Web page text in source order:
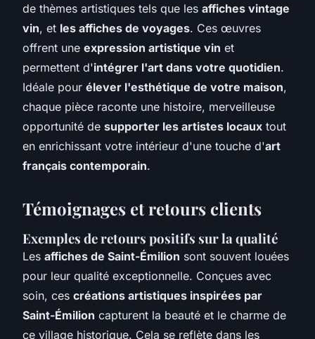
de thèmes artistiques tels que les affiches vintage
vin, et les affiches de voyages. Ces œuvres
offrent une expression artistique vin et
permettent d'intégrer l'art dans votre quotidien.
Idéale pour élever l'esthétique de votre maison,
chaque pièce raconte une histoire, merveilleuse
opportunité de supporter les artistes locaux tout
en enrichissant votre intérieur d'une touche d'art
français contemporain.
Témoignages et retours clients
Exemples de retours positifs sur la qualité
Les affiches de Saint-Émilion sont souvent louées
pour leur qualité exceptionnelle. Conçues avec
soin, ces créations artistiques inspirées par
Saint-Émilion capturent la beauté et le charme de
ce village historique. Cela se reflète dans les